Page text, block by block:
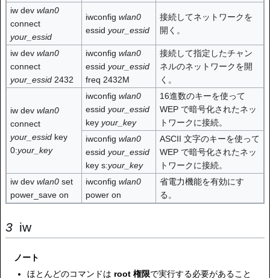
iw dev wlan0
connect
your_essid
iwconfig wlan0
essid your_essid
接続してネットワークを
開く。
iw dev wlan0
connect
your_essid2432
iwconfig wlan0
essid your_essid
freq 2432M
接続して指定したチャン
ネルのネットワークを開
く。
iw dev wlan0
connect
your_essidkey
0:your_key
iwconfig wlan0
essid your_essid
key your_key
16進数のキーを使って
WEP で暗号化されたネッ
トワークに接続。
iwconfig wlan0
essid your_essid
key s:your_key
ASCII 文字のキーを使って
WEP で暗号化されたネッ
トワークに接続。
iw dev wlan0set
power_save on
iwconfig wlan0
power on
省電力機能を有効にす
る。
iw
ノート
ほとんどのコマンドは root 権限で実行する必要があること